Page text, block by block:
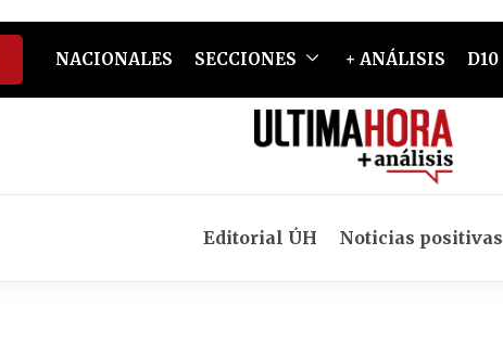
NACIONALES SECCIONES + ANÁLISIS D10
Editorial ÚH Noticias positivas